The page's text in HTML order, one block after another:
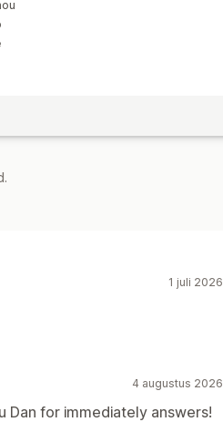
1 juli 2026
4 augustus 2026
Dan for immediately answers!